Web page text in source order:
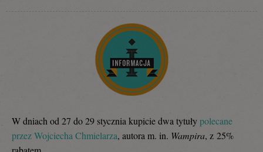
W dniach od 27 do 29 stycznia kupicie dwa tytułypolecane
przez Wojciecha Chmielarza, autora m. in. Wampira, z 25%